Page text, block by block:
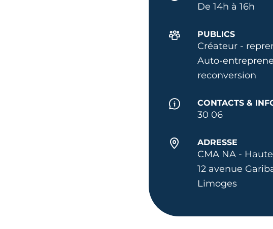
De 14h à 16h
PUBLICS
Créateur -
Auto-
reconversion
CONTACTS &
30 06
ADRESSE
CMA NA -
12 avenue
Limoges